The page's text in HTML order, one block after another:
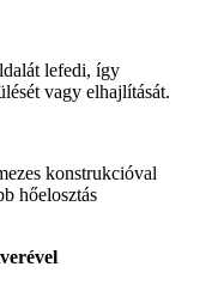
lefedi, így
vagy elhajlítását.
konstrukcióval
hőelosztás